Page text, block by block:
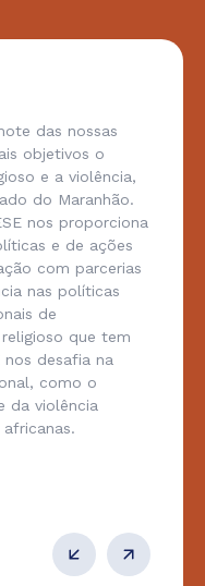
das nossas
objetivos o
e a violência,
do Maranhão.
nos proporciona
e de ações
com parcerias
nas políticas
de
que tem
nos desafia na
como o
da violência